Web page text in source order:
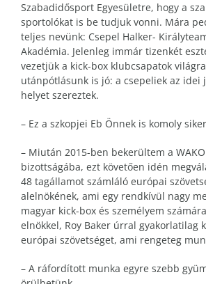
Szabadidősport Egyesületre, hogy a
sportolókat is be tudjuk vonni. Mára
teljes nevünk: Csepel Halker-
Akadémia. Jelenleg immár tizenkét
vezetjük a kick-box klubcsapatok
utánpótlásunk is jó: a csepeliek az idei
helyet szereztek.
– Ez a szkopjei Eb Önnek is komoly
– Miután 2015-ben bekerültem a
bizottságába, ezt követően idén
48 tagállamot számláló európai
alelnökének, ami egy rendkívül nagy
magyar kick-box és személyem
elnökkel, Roy Baker úrral gyakorlatilag
európai szövetséget, ami rengeteg
– A ráfordított munka egyre szebb